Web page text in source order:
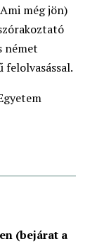
még jön)
német
felolvasással.
(bejárat a